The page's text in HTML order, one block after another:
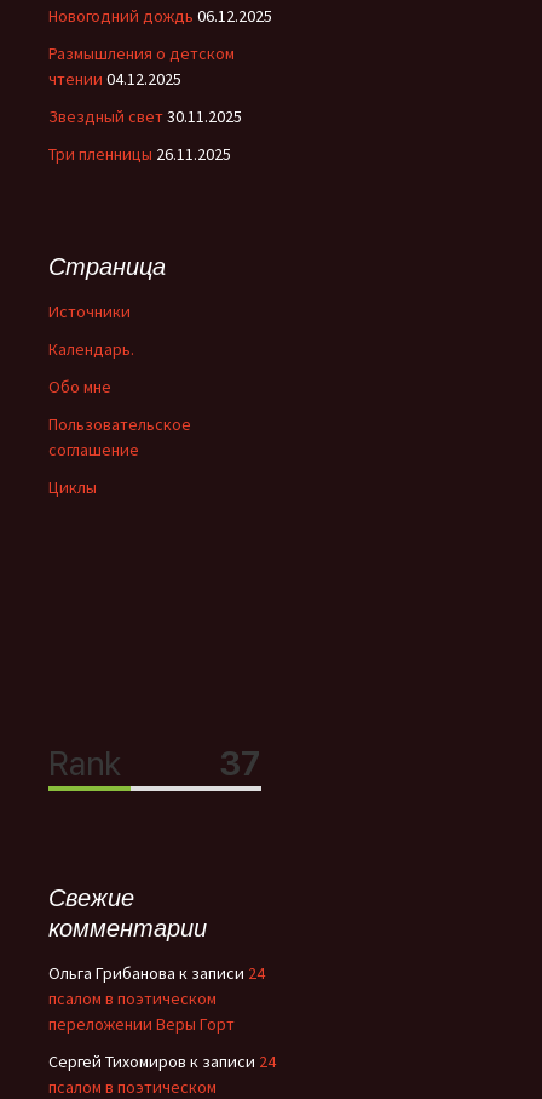
Новогодний дождь 06.12.2025
Размышления о детском
чтении 04.12.2025
Звездный свет30.11.2025
Три пленницы 26.11.2025
Страница
Источники
Календарь.
Обо мне
Пользовательское
соглашение
Циклы
Свежие
комментарии
Ольга Грибанова к записи 24
псалом в поэтическом
переложении Веры Горт
Сергей Тихомиров к записи 24
псалом в поэтическом